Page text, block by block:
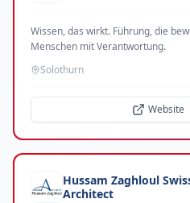
Wissen, das wirkt. Führung, die
Menschen mit Verantwortung.
Solothurn
Website
Hussam Zaghloul
Architect